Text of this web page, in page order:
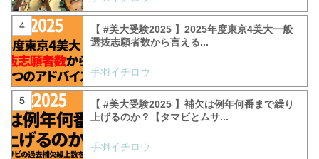
【 #美大受験2025 】2025年度東京4美大一般
選抜志願者数から言える...
手羽イチロウ
【 #美大受験2025 】補欠は例年何番まで繰り
上げるのか？【タマビとムサ...
手羽イチロウ